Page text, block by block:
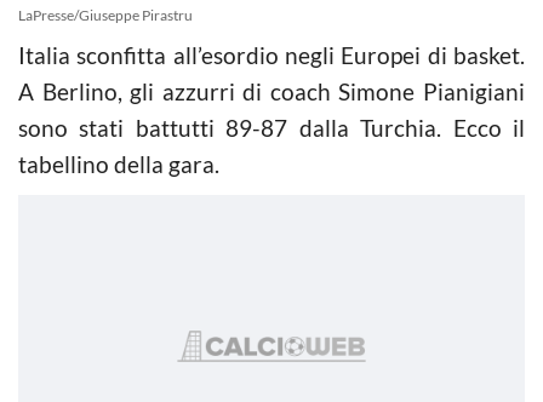
LaPresse/Giuseppe Pirastru
Italia sconfitta all’esordio negli Europei di basket.
A Berlino, gli azzurri di coach Simone Pianigiani
sono stati battutti 89-87 dalla Turchia. Ecco il
tabellino della gara.